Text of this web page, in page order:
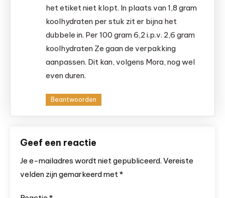
het etiket niet klopt. In plaats van 1,8 gram
koolhydraten per stuk zit er bijna het
dubbele in. Per 100 gram 6,2 i.p.v. 2,6 gram
koolhydraten Ze gaan de verpakking
aanpassen. Dit kan, volgens Mora, nog wel
even duren.
Beantwoorden
Geef een reactie
Je e-mailadres wordt niet gepubliceerd. Vereiste
velden zijn gemarkeerd met*